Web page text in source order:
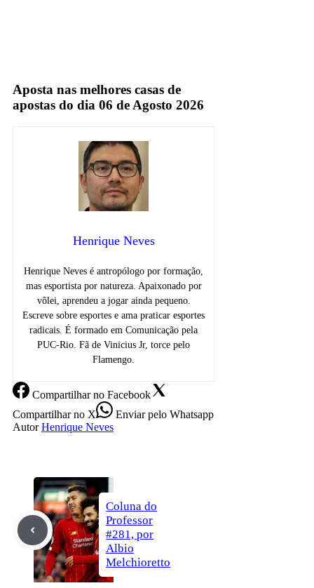
Aposta nas melhores casas de
apostas do dia 06 de Agosto 2026
Henrique Neves
Henrique Neves é antropólogo por formação,
mas esportista por natureza. Apaixonado por
vôlei, aprendeu a jogar ainda pequeno.
Escreve sobre esportes e ama praticar esportes
radicais. É formado em Comunicação pela
PUC-Rio. Fã de Vinicius Jr, torce pelo
Flamengo.
Compartilharno Facebook
Compartilharno X Enviarpelo Whatsapp
Autor Henrique Neves
Coluna do
Professor
#281, por
Albio
Melchioretto